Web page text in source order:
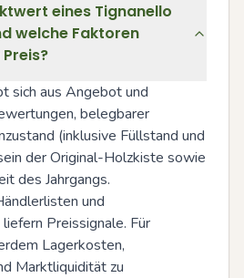
eines Tignanello
welche Faktoren
sich aus Angebot und
belegbarer
(inklusive Füllstand und
der Original-Holzkiste sowie
des Jahrgangs.
und
Preissignale. Für
Lagerkosten,
Marktliquidität zu